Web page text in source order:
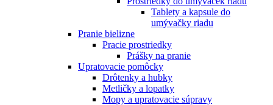
Tablety a kapsule do
umývačky riadu
Pranie bielizne
Pracie prostriedky
Prášky na pranie
Upratovacie pomôcky
Drôtenky a hubky
Metličky a lopatky
Mopy a upratovacie súpravy